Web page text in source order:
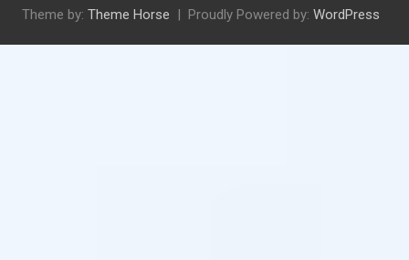
Theme by: Theme Horse Proudly Powered by: WordPress